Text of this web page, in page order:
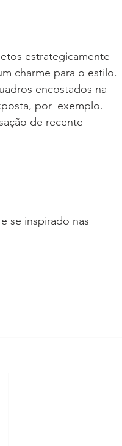
estrategicamente
charme para o estilo.
exemplo.
de recente
se inspirado nas